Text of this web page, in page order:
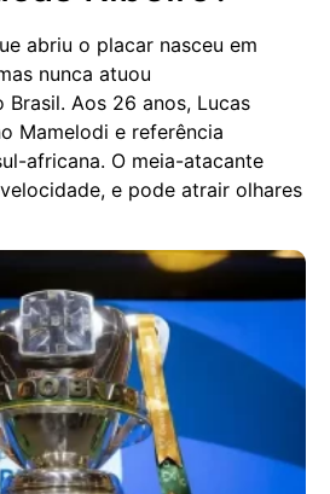
abriu o placar nasceu em
nunca atuou
Aos 26 anos, Lucas
Mamelodi e referência
africana. O meia-atacante
e pode atrair olhares